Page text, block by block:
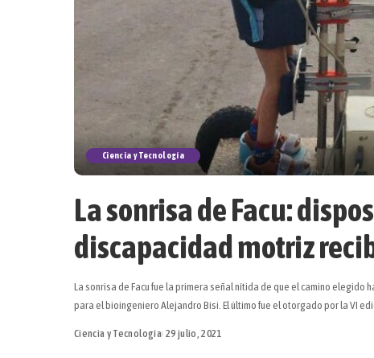
Ciencia y Tecnología
La sonrisa de Facu:
discapacidad motriz
La sonrisa de Facu fue la primera señal nítida de que el camino
para el bioingeniero Alejandro Bisi. El último fue el otorgado por la VI
Ciencia y Tecnología 29 julio, 2021